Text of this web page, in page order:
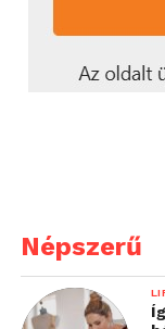
Népszerű